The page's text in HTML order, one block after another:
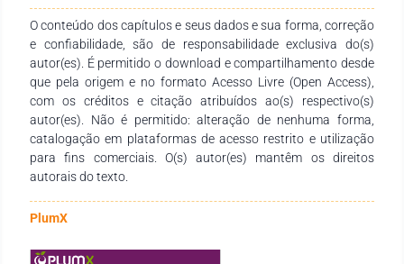
dedicação no desenvolvimento e conclusão desta obra.
Esperamos que ela se torne um instrumento didático-
pedagógico valioso para estudantes, professores de todos os
níveis de ensino, e demais interessados na temática.
O conteúdo dos capítulos e seus dados e sua forma, correção
e confiabilidade, são de responsabilidade exclusiva do(s)
autor(es). É permitido o download e compartilhamento desde
que pela origem e no formato Acesso Livre (Open Access),
com os créditos e citação atribuídos ao(s) respectivo(s)
autor(es). Não é permitido: alteração de nenhuma forma,
catalogação em plataformas de acesso restrito e utilização
para fins comerciais. O(s) autor(es) mantêm os direitos
autorais do texto.
PlumX